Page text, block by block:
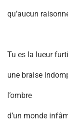
qu’aucun
Tu es la lueur
une braise
l’ombre
d’un monde